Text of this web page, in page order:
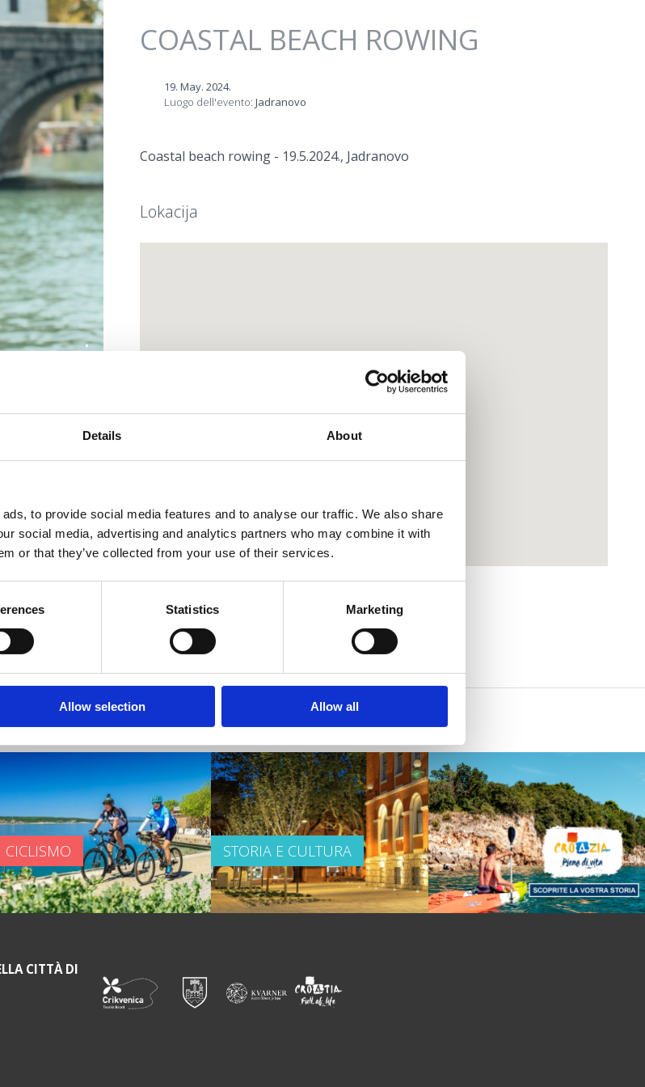
Details About
to provide social media features and to analyse our traffic. We also share
social media, advertising and analytics partners who may combine it with
or that they’ve collected from your use of their services.
Statistics Marketing
Allow selection Allow all
Jump to navigation
COASTAL BEACH ROWING
19. May. 2024.
Luogo dell'evento: Jadranovo
Coastal beach rowing - 19.5.2024., Jadranovo
Lokacija
oasi
SALUTE
CICLISMO STORIA E CULTURA
CITTÀ DI